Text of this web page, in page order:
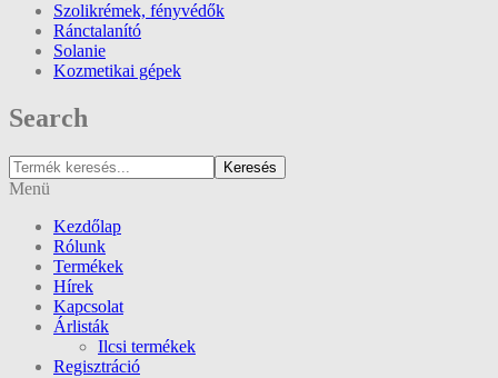
Szolikrémek, fényvédők
Ránctalanító
Solanie
Kozmetikai gépek
Search
Keresés
Menü
Kezdőlap
Rólunk
Termékek
Hírek
Kapcsolat
Árlisták
Ilcsi termékek
Regisztráció